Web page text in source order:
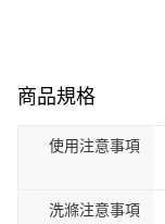
商品規格
使用注意事項
洗滌注意事項